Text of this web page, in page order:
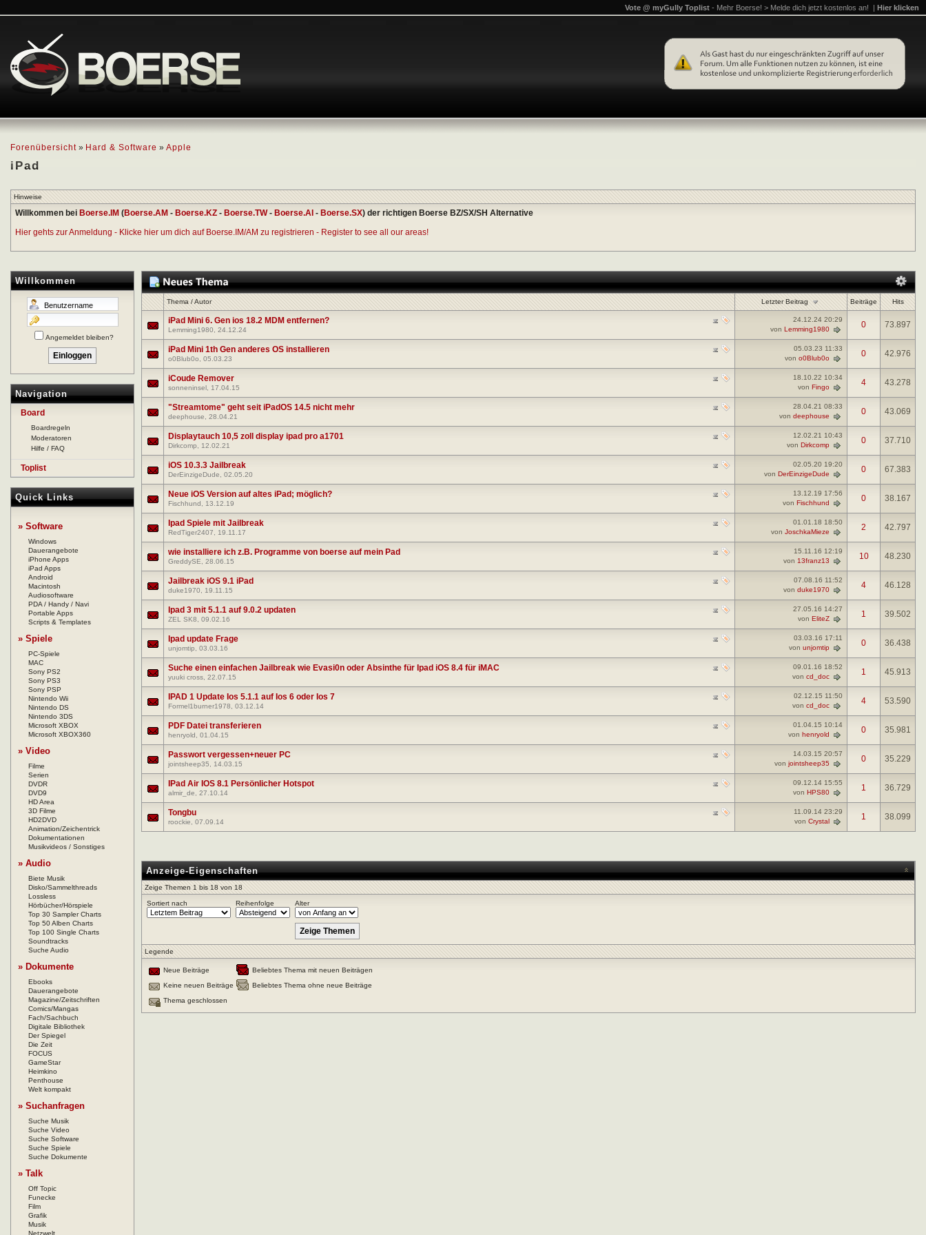
Forenübersicht » Hard & Software » Apple
iPad
Vote @ myGully Toplist - Mehr Boerse! > Melde dich jetzt kostenlos an! | Hier klicken
Hinweise
Willkommen bei Boerse.IM (Boerse.AM - Boerse.KZ - Boerse.TW- Boerse.AI - Boerse.SX) der richtigen Boerse BZ/SX/SH Alternative
Hier gehts zur Anmeldung - Klicke hier um dich auf Boerse.IM/AM zu registrieren - Register to see all our areas!
Willkommen
Angemeldet bleiben?
Navigation
Board
Boardregeln
Moderatoren
Hilfe / FAQ
Toplist
Quick Links
» Software
Windows
Dauerangebote
iPhone Apps
iPad Apps
Android
Macintosh
Audiosoftware
PDA / Handy / Navi
Portable Apps
Scripts & Templates
» Spiele
PC-Spiele
MAC
Sony PS2
Sony PS3
Sony PSP
Nintendo Wii
Nintendo DS
Nintendo 3DS
Microsoft XBOX
Microsoft XBOX360
» Video
Filme
Serien
DVDR
DVD9
HD Area
3D Filme
HD2DVD
Animation/Zeichentrick
Dokumentationen
Musikvideos / Sonstiges
» Audio
Biete Musik
Disko/Sammelthreads
Lossless
Hörbücher/Hörspiele
Top 30 Sampler Charts
Top 50 Alben Charts
Top 100 Single Charts
Soundtracks
Suche Audio
» Dokumente
Ebooks
Dauerangebote
Magazine/Zeitschriften
Comics/Mangas
Fach/Sachbuch
Digitale Bibliothek
Der Spiegel
Die Zeit
FOCUS
GameStar
Heimkino
Penthouse
Welt kompakt
» Suchanfragen
Suche Musik
Suche Video
Suche Software
Suche Spiele
Suche Dokumente
» Talk
Off Topic
Funecke
Film
Grafik
Musik
Thema/Autor Letzter Beitrag Beiträge Hits
iPad Mini 6. Gen ios 18.2 MDM entfernen?
Lemming1980, 24.12.24
24.12.24 20:29
von Lemming1980 0 73.897
iPad Mini 1th Gen anderes OS installieren
o0Blub0o, 05.03.23
05.03.23 11:33
von o0Blub0o 0 42.976
iCoude Remover
sonneninsel , 17.04.15
18.10.22 10:34
von Fingo 4 43.278
"Streamtome" geht seit iPadOS 14.5 nicht mehr
deephouse, 28.04.21
28.04.21 08:33
von deephouse 0 43.069
Displaytauch 10,5 zoll display ipad pro a1701
Dirkcomp, 12.02.21
12.02.21 10:43
von Dirkcomp 0 37.710
iOS 10.3.3 Jailbreak
DerEinzigeDude, 02.05.20
02.05.20 19:20
von DerEinzigeDude 0 67.383
Neue iOS Version auf altes iPad; möglich?
Fischhund , 13.12.19
13.12.19 17:56
von Fischhund 0 38.167
Ipad Spiele mit Jailbreak
RedTiger2407, 19.11.17
01.01.18 18:50
von JoschkaMieze 2 42.797
wie installiere ich z.B. Programme von boerse auf mein Pad
GreddySE, 28.06.15
15.11.16 12:19
von 13franz13 10 48.230
Jailbreak iOS 9.1 iPad
duke1970, 19.11.15
07.08.16 11:52
von duke1970 4 46.128
Ipad 3 mit 5.1.1 auf 9.0.2 updaten
ZEL SK8, 09.02.16
27.05.16 14:27
von EliteZ 1 39.502
Ipad update Frage
unjomtip, 03.03.16
03.03.16 17:11
von unjomtip 0 36.438
Suche einen einfachen Jailbreak wie Evasi0n oder Absinthe für Ipad iOS 8.4 für iMAC
yuuki cross, 22.07.15
09.01.16 18:52
von cd_doc 1 45.913
IPAD 1 Update Ios 5.1.1 auf Ios 6 oder Ios 7
Formel1burner1978, 03.12.14
02.12.15 11:50
von cd_doc 4 53.590
PDF Datei transferieren
henryold , 01.04.15
01.04.15 10:14
von henryold 0 35.981
Passwort vergessen+neuer PC
jointsheep35, 14.03.15
14.03.15 20:57
von jointsheep35 0 35.229
IPad Air IOS 8.1 Persönlicher Hotspot
almir_de, 27.10.14
09.12.14 15:55
von HPS80 1 36.729
Tongbu
roockie, 07.09.14
11.09.14 23:29
von Crystal 1 38.099
Anzeige-Eigenschaften
Zeige Themen 1 bis 18 von 18
Sortiert nach Reihenfolge Alter
Legende
Neue Beiträge
Beliebtes Thema mit neuen Beiträgen
Keine neuen Beiträge
Beliebtes Thema ohne neue Beiträge
Thema geschlossen